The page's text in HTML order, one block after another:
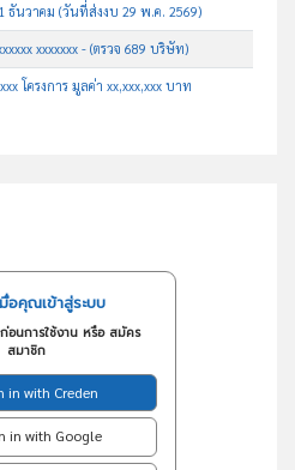
ธันวาคม (วันที่ส่งงบ 29 พ.ค. 2569)
xxxxxxx - (ตรวจ 689 บริษัท)
โครงการ มูลค่า xx,xxx,xxx บาท
อคุณเข้าสู่ระบบ
อนการใช้งาน หรือ สมัคร
สมาชิก
in with Creden
in with Google